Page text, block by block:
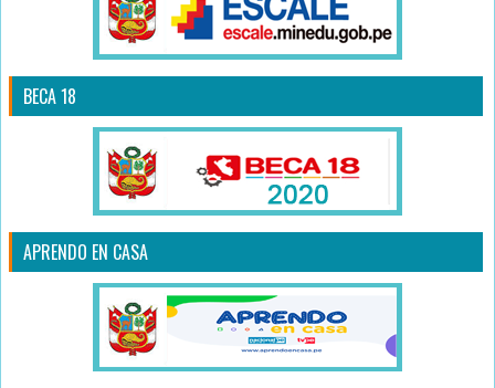
BECA 18
APRENDO EN CASA